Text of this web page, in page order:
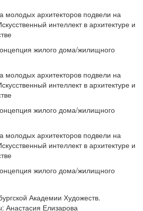
жилого дома/жилищного
жилого дома/жилищного
жилого дома/жилищного
Академии Художеств.
Анастасия Елизарова